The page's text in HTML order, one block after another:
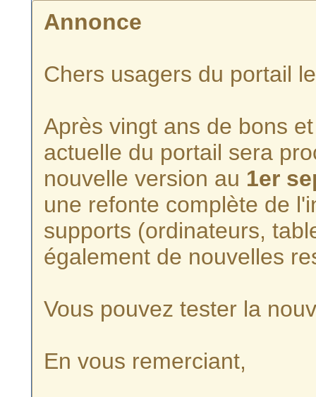
Annonce
Chers usagers du portail
Après vingt ans de bons
actuelle du portail sera
nouvelle version au 1er
une refonte complète de
supports (ordinateurs,
également de nouvelles
Vous pouvez tester la
En vous remerciant,